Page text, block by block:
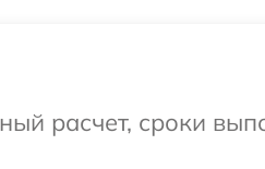
расчет, сроки